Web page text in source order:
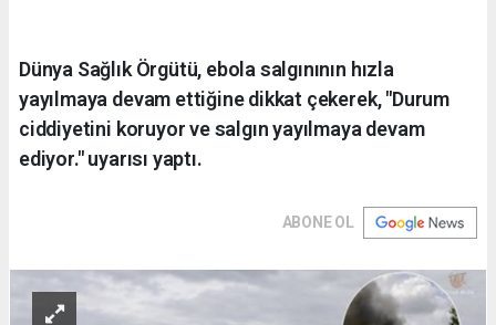
Dünya Sağlık Örgütü, ebola salgınının hızla
yayılmaya devam ettiğine dikkat çekerek, "Durum
ciddiyetini koruyor ve salgın yayılmaya devam
ediyor." uyarısı yaptı.
ABONE OL